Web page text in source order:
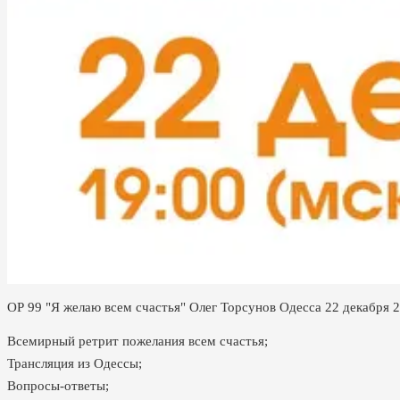
ОР 99 "Я желаю всем счастья" Олег Торсунов Одесса 22 декабря
Всемирный ретрит пожелания всем счастья;
Трансляция из Одессы;
Вопросы-ответы;